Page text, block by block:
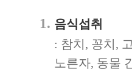
음식섭취
: 참치, 꽁치,
노른자, 동물